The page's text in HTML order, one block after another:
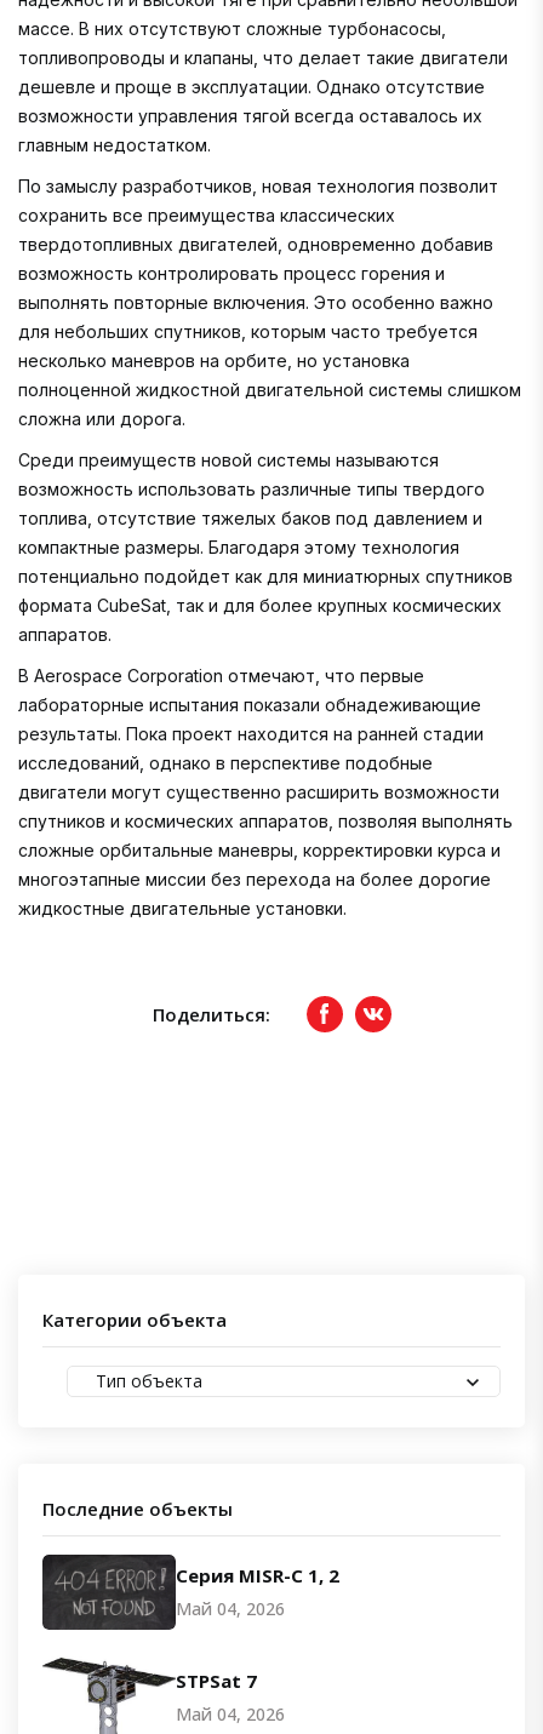
массе. В них отсутствуют сложные турбонасосы,
топливопроводы и клапаны, что делает такие двигатели
дешевле и проще в эксплуатации. Однако отсутствие
возможности управления тягой всегда оставалось их
главным недостатком.
По замыслу разработчиков, новая технология позволит
сохранить все преимущества классических
твердотопливных двигателей, одновременно добавив
возможность контролировать процесс горения и
выполнять повторные включения. Это особенно важно
для небольших спутников, которым часто требуется
несколько маневров на орбите, но установка
полноценной жидкостной двигательной системы слишком
сложна или дорога.
Среди преимуществ новой системы называются
возможность использовать различные типы твердого
топлива, отсутствие тяжелых баков под давлением и
компактные размеры. Благодаря этому технология
потенциально подойдет как для миниатюрных спутников
формата CubeSat, так и для более крупных космических
аппаратов.
В Aerospace Corporation отмечают, что первые
лабораторные испытания показали обнадеживающие
результаты. Пока проект находится на ранней стадии
исследований, однако в перспективе подобные
двигатели могут существенно расширить возможности
спутников и космических аппаратов, позволяя выполнять
сложные орбитальные маневры, корректировки курса и
многоэтапные миссии без перехода на более дорогие
жидкостные двигательные установки.
Поделиться: FacebookвКонтакте
Категории объекта
Тип объекта
Последние объекты
Серия MISR-C 1, 2
Май 04, 2026
STPSat 7
Май 04, 2026